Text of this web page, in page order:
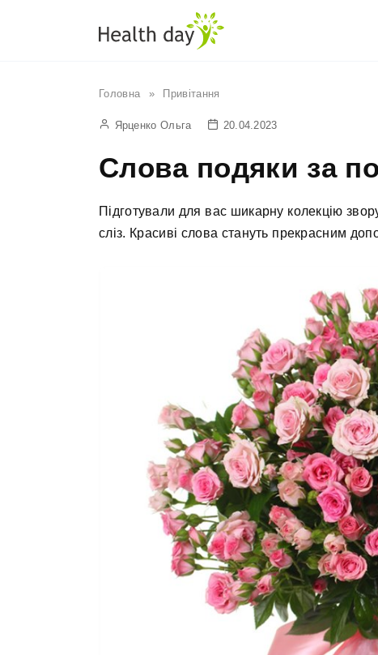
Головна » Привітання
Ярценко Ольга 20.04.2023
Слова подяки за
Підготували для вас шикарну колекцію
сліз. Красиві слова стануть прекрасним